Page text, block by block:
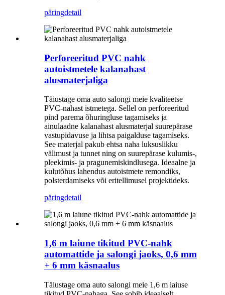
päringdetail
Perforeeritud PVC nahk
autoistmetele kalanahast
alusmaterjaliga
Täiustage oma auto salongi meie kvaliteetse
PVC-nahast istmetega. Sellel on perforeeritud
pind parema õhuringluse tagamiseks ja
ainulaadne kalanahast alusmaterjal suurepärase
vastupidavuse ja lihtsa paigalduse tagamiseks.
See materjal pakub ehtsa naha luksuslikku
välimust ja tunnet ning on suurepärase kulumis-,
pleekimis- ja pragunemiskindlusega. Ideaalne ja
kulutõhus lahendus autoistmete remondiks,
polsterdamiseks või eritellimusel projektideks.
päringdetail
1,6 m laiune tikitud PVC-nahk
automattide ja salongi jaoks, 0,6 mm
+ 6 mm käsnaalus
Täiustage oma auto salongi meie 1,6 m laiuse